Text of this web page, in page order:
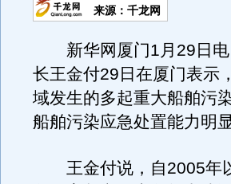
来源：千龙网
新华网厦门1月29日电
长王金付29日在厦门表示
域发生的多起重大船舶污
船舶污染应急处置能力明显
王金付说，自2005年